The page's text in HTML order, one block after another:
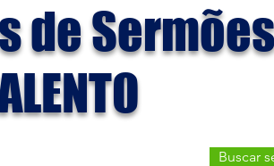
de
Buscar